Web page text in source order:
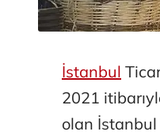
İstanbul
2021
olan İstanbul